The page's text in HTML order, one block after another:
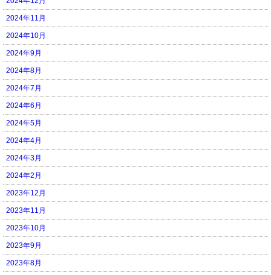
2024年11月
2024年10月
2024年9月
2024年8月
2024年7月
2024年6月
2024年5月
2024年4月
2024年3月
2024年2月
2023年12月
2023年11月
2023年10月
2023年9月
2023年8月